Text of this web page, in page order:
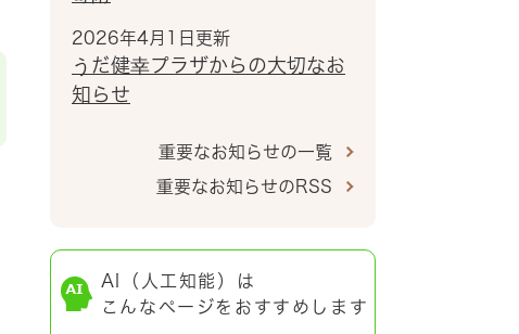
2026年4月1日更新
うだ健幸プラザからの大切なお
知らせ
重要なお知らせの一覧
重要なお知らせのRSS
AI（人工知能）は
こんなページをおすすめします